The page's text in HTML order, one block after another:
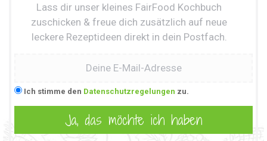
Lass dir unser kleines FairFood Kochbuch
zuschicken & freue dich zusätzlich auf neue
leckere Rezeptideen direkt in dein Postfach.
Ich stimme den Datenschutzregelungen zu.